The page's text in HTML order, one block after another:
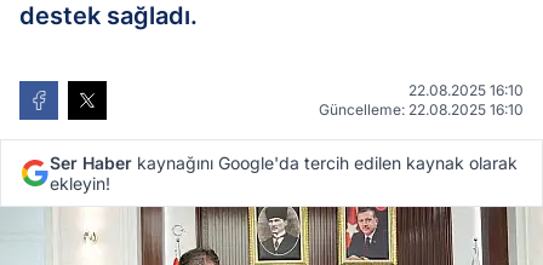
destek sağladı.
22.08.2025 16:10
Güncelleme: 22.08.2025 16:10
Ser Haber kaynağını Google'da tercih edilen kaynak olarak
ekleyin!